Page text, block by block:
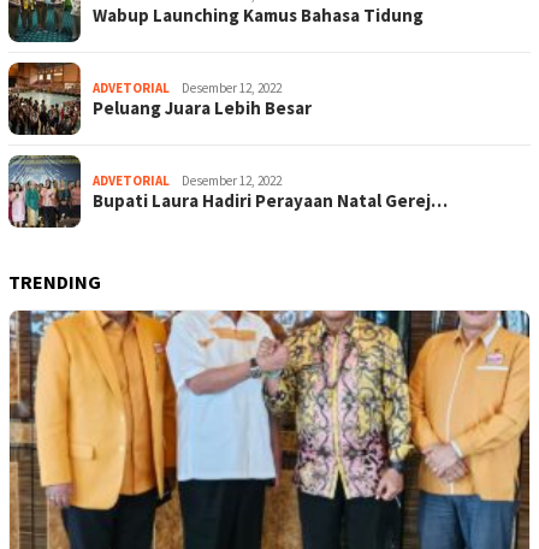
Wabup Launching Kamus Bahasa Tidung
ADVETORIAL Desember 12, 2022
Peluang Juara Lebih Besar
ADVETORIAL Desember 12, 2022
Bupati Laura Hadiri Perayaan Natal Gerej…
TRENDING